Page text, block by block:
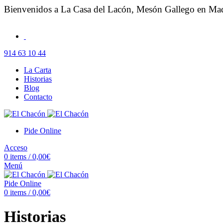
Bienvenidos a La Casa del Lacón, Mesón Gallego en
914 63 10 44
La Carta
Historias
Blog
Contacto
Pide Online
Acceso
0 items / 0,00€
Menú
Pide Online
0 items / 0,00€
Historias